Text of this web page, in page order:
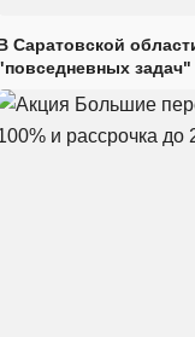
Саратовской
задач"